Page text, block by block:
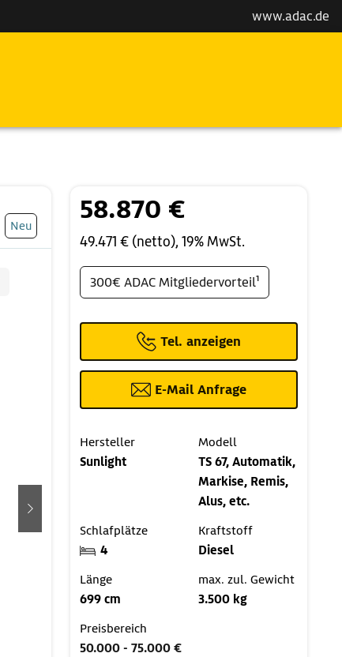
www.adac.de
Neu
weiter
58.870 €
49.471 € (netto), 19% MwSt.
300€ ADAC Mitgliedervorteil¹
Tel. anzeigen
E-Mail Anfrage
Hersteller
Sunlight
Modell
TS 67, Automatik,
Markise, Remis,
Alus, etc.
Schlafplätze
4
Kraftstoff
Diesel
Länge
699 cm
max. zul. Gewicht
3.500 kg
Preisbereich
50.000 - 75.000 €